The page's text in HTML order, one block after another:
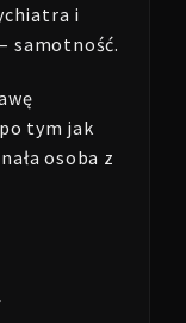
i
samotność.
tym jak
osoba z